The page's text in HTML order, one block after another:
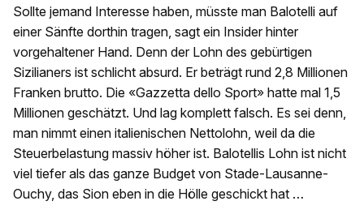
Sollte jemand Interesse haben, müsste man Balotelli auf
einer Sänfte dorthin tragen, sagt ein Insider hinter
vorgehaltener Hand. Denn der Lohn des gebürtigen
Sizilianers ist schlicht absurd. Er beträgt rund 2,8 Millionen
Franken brutto. Die «Gazzetta dello Sport» hatte mal 1,5
Millionen geschätzt. Und lag komplett falsch. Es sei denn,
man nimmt einen italienischen Nettolohn, weil da die
Steuerbelastung massiv höher ist. Balotellis Lohn ist nicht
viel tiefer als das ganze Budget von Stade-Lausanne-
Ouchy, das Sion eben in die Hölle geschickt hat …